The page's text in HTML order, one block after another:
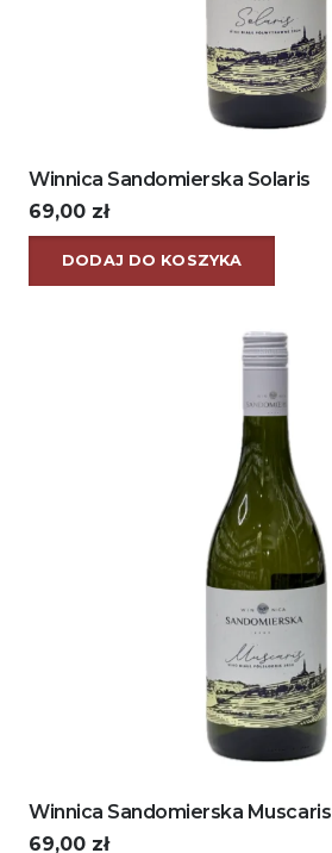
Winnica Sandomierska Solaris
69,00 zł
DODAJ DO KOSZYKA
Winnica Sandomierska Muscaris
69,00 zł